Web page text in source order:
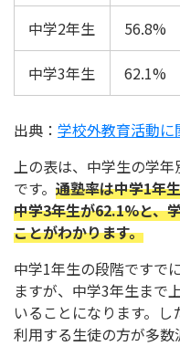
中学2年生 56.8%
中学3年生 62.1%
出典： 学校外教育活動に
上の表は、中学生の学
です。 通塾率は中学1年
中学3年生が62.1%と、
ことがわかります。
中学1年生の段階ですで
ますが、中学3年生まで
いることになります。
利用する生徒の方が多数